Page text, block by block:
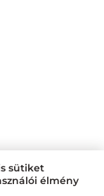
sütiket
élmény